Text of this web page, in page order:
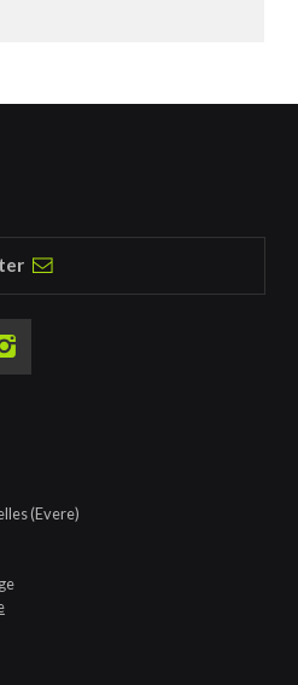
(Evere)